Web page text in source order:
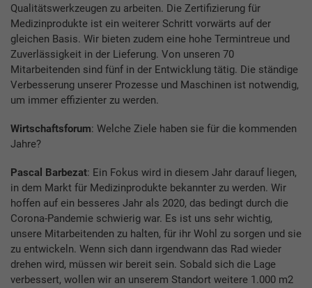
Qualitätswerkzeugen zu arbeiten. Die Zertifizierung für
Medizinprodukte ist ein weiterer Schritt vorwärts auf der
gleichen Basis. Wir bieten zudem eine hohe Termintreue und
Zuverlässigkeit in der Lieferung. Von unseren 70
Mitarbeitenden sind fünf in der Entwicklung tätig. Die ständige
Verbesserung unserer Prozesse und Maschinen ist notwendig,
um immer effizienter zu werden.
Wirtschaftsforum: Welche Ziele haben sie für die kommenden
Jahre?
Pascal Barbezat: Ein Fokus wird in diesem Jahr darauf liegen,
in dem Markt für Medizinprodukte bekannter zu werden. Wir
hoffen auf ein besseres Jahr als 2020, das bedingt durch die
Corona-Pandemie schwierig war. Es ist uns sehr wichtig,
unsere Mitarbeitenden zu halten, für ihr Wohl zu sorgen und sie
zu entwickeln. Wenn sich dann irgendwann das Rad wieder
drehen wird, müssen wir bereit sein. Sobald sich die Lage
verbessert, wollen wir an unserem Standort weitere 1.000 m2